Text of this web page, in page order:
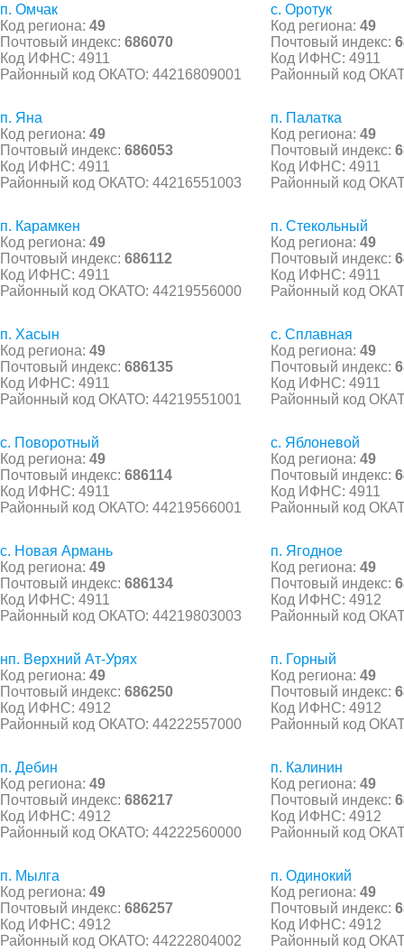
п. Омчак
Код региона: 49
Почтовый индекс: 686070
Код ИФНС: 4911
Районный код ОКАТО: 44216809001
с. Оротук
Код региона: 49
Почтовый индекс:
Код ИФНС: 4911
Районный код
п. Яна
Код региона: 49
Почтовый индекс: 686053
Код ИФНС: 4911
Районный код ОКАТО: 44216551003
п. Палатка
Код региона: 49
Почтовый индекс:
Код ИФНС: 4911
Районный код
п. Карамкен
Код региона: 49
Почтовый индекс: 686112
Код ИФНС: 4911
Районный код ОКАТО: 44219556000
п. Стекольный
Код региона: 49
Почтовый индекс:
Код ИФНС: 4911
Районный код
п. Хасын
Код региона: 49
Почтовый индекс: 686135
Код ИФНС: 4911
Районный код ОКАТО: 44219551001
с. Сплавная
Код региона: 49
Почтовый индекс:
Код ИФНС: 4911
Районный код
с. Поворотный
Код региона: 49
Почтовый индекс: 686114
Код ИФНС: 4911
Районный код ОКАТО: 44219566001
с. Яблоневой
Код региона: 49
Почтовый индекс:
Код ИФНС: 4911
Районный код
с. Новая Армань
Код региона: 49
Почтовый индекс: 686134
Код ИФНС: 4911
Районный код ОКАТО: 44219803003
п. Ягодное
Код региона: 49
Почтовый индекс:
Код ИФНС: 4912
Районный код
нп. Верхний Ат-Урях
Код региона: 49
Почтовый индекс: 686250
Код ИФНС: 4912
Районный код ОКАТО: 44222557000
п. Горный
Код региона: 49
Почтовый индекс:
Код ИФНС: 4912
Районный код
п. Дебин
Код региона: 49
Почтовый индекс: 686217
Код ИФНС: 4912
Районный код ОКАТО: 44222560000
п. Калинин
Код региона: 49
Почтовый индекс:
Код ИФНС: 4912
Районный код
п. Мылга
Код региона: 49
Почтовый индекс: 686257
Код ИФНС: 4912
Районный код ОКАТО: 44222804002
п. Одинокий
Код региона: 49
Почтовый индекс:
Код ИФНС: 4912
Районный код